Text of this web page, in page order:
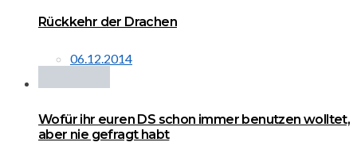
Rückkehr der Drachen
06.12.2014
Wofür ihr euren DS schon immer benutzen wolltet,
aber nie gefragt habt